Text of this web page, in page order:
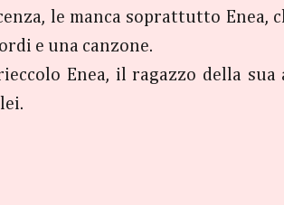
le manca soprattutto
e una canzone.
Enea, il ragazzo della sua